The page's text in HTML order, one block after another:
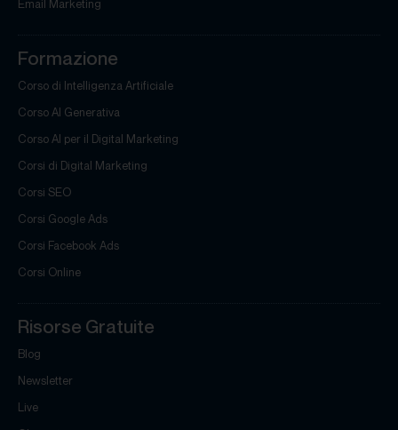
Email Marketing
Formazione
Corso di Intelligenza Artificiale
Corso AI Generativa
Corso AI per il Digital Marketing
Corsi di Digital Marketing
Corsi SEO
Corsi Google Ads
Corsi Facebook Ads
Corsi Online
Risorse Gratuite
Blog
Newsletter
Live